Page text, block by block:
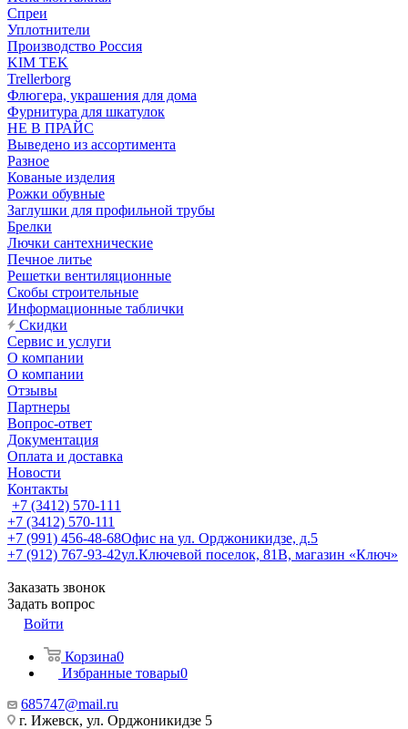
Спреи
Уплотнители
Производство Россия
KIM TEK
Trellerborg
Флюгера, украшения для дома
Фурнитура для шкатулок
НЕ В ПРАЙС
Выведено из ассортимента
Разное
Кованые изделия
Рожки обувные
Заглушки для профильной трубы
Брелки
Лючки сантехнические
Печное литье
Решетки вентиляционные
Скобы строительные
Информационные таблички
Скидки
Сервис и услуги
О компании
О компании
Отзывы
Партнеры
Вопрос-ответ
Документация
Оплата и доставка
Новости
Контакты
+7 (3412) 570-111
+7 (3412) 570-111
+7 (991) 456-48-68Офис на ул. Орджоникидзе, д.5
+7 (912) 767-93-42ул.Ключевой поселок, 81В, магазин «Ключ»
Заказать звонок
Задать вопрос
Войти
Корзина0
Избранные товары0
685747@mail.ru
г. Ижевск, ул. Орджоникидзе 5